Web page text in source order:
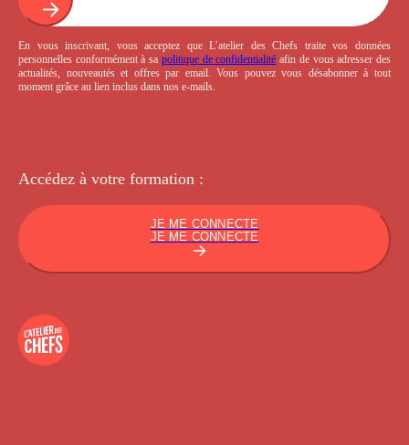
En vous inscrivant, vous acceptez que L’atelier des Chefs traite vos données
personnelles conformément à sa politique de confidentialité afin de vous adresser des
actualités, nouveautés et offres par email. Vous pouvez vous désabonner à tout
moment grâce au lien inclus dans nos e-mails.
Accédez à votre formation :
JE ME CONNECTE
JE ME CONNECTE